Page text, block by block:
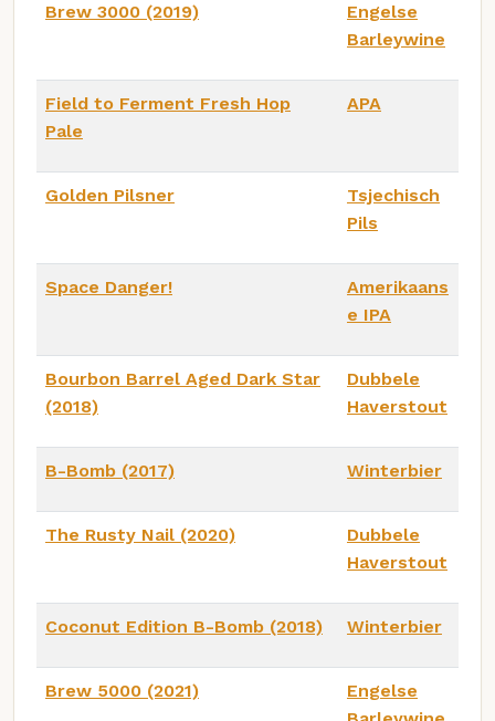
Brew 3000 (2019)
Engelse
Barleywine
Field to Ferment Fresh Hop
Pale
APA
Golden Pilsner
Tsjechisch
Pils
Space Danger!
Amerikaans
e IPA
Bourbon Barrel Aged Dark Star
(2018)
Dubbele
Haverstout
B-Bomb (2017) Winterbier
The Rusty Nail (2020)
Dubbele
Haverstout
Coconut Edition B-Bomb (2018) Winterbier
Brew 5000 (2021)
Engelse